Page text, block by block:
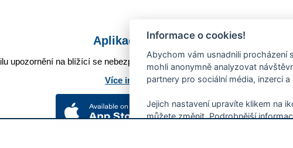
Aplikace Mobilní rozhlas
upozornění na blížící se nebezpečí, odstávky, poruchy a výpadky
Více informací o aplikaci
Informace o cookies!
Abychom vám usnadnili procházení
mohli anonymně analyzovat
partnery pro sociální média, inzerci a
Jejich nastavení upravíte klikem na
můžete změnit. Podrobnější